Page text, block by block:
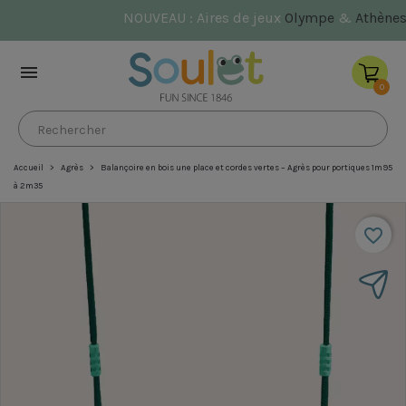
NOUVEAU : Aires de jeuxOlympe&Athènes

0
Accueil Agrès
Balançoire en bois une place et cordes vertes – Agrès pour portiques 1m95
à 2m35
favorite_border